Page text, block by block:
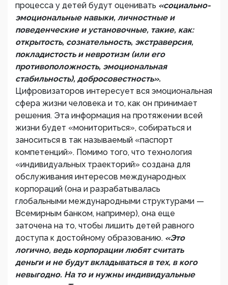
процесса у детей будут оценивать «социально-
эмоциональные навыки, личностные и
поведенческие и установочные, такие, как:
открытость, сознательность, экстраверсия,
покладистость и невротизм (или его
противоположность, эмоциональная
стабильность), добросовестность».
Цифровизаторов интересует вся эмоциональная
сфера жизни человека и то, как он принимает
решения. Эта информация на протяжении всей
жизни будет «мониториться», собираться и
заноситься в так называемый «паспорт
компетенций». Помимо того, что технология
«индивидуальных траекторий» создана для
обслуживания интересов международных
корпораций (она и разрабатывалась
глобальными международными структурами —
Всемирным банком, например), она еще
заточена на то, чтобы лишить детей равного
доступа к достойному образованию. «Это
логично, ведь корпорации любят считать
деньги и не будут вкладываться в тех, в кого
невыгодно. На то и нужны индивидуальные